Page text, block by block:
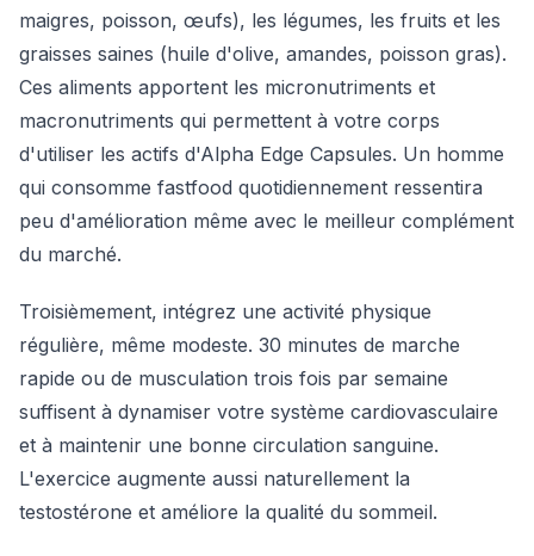
maigres, poisson, œufs), les légumes, les fruits et les
graisses saines (huile d'olive, amandes, poisson gras).
Ces aliments apportent les micronutriments et
macronutriments qui permettent à votre corps
d'utiliser les actifs d'Alpha Edge Capsules. Un homme
qui consomme fastfood quotidiennement ressentira
peu d'amélioration même avec le meilleur complément
du marché.
Troisièmement, intégrez une activité physique
régulière, même modeste. 30 minutes de marche
rapide ou de musculation trois fois par semaine
suffisent à dynamiser votre système cardiovasculaire
et à maintenir une bonne circulation sanguine.
L'exercice augmente aussi naturellement la
testostérone et améliore la qualité du sommeil.